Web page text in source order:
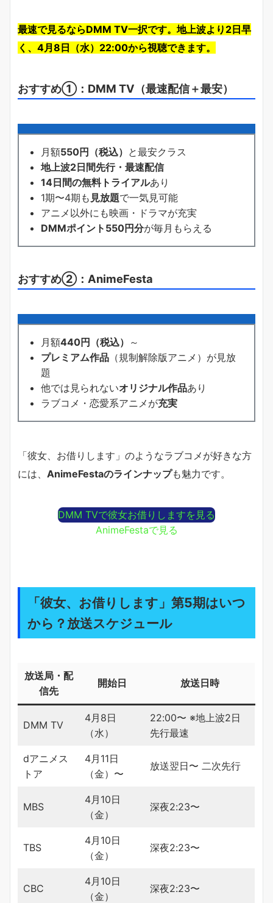
最速で見るならDMM TV一択です。地上波より2日早
く、4月8日（水）22:00から視聴できます。
おすすめ①：DMM TV（最速配信＋最安）
月額550円（税込） と最安クラス
地上波2日間先行・最速配信
14日間の無料トライアルあり
1期〜4期も 見放題で一気見可能
アニメ以外にも映画・ドラマが充実
DMMポイント550円分が毎月もらえる
おすすめ②：AnimeFesta
月額440円（税込） ～
プレミアム作品 （規制解除版アニメ）が見放
題
他では見られないオリジナル作品あり
ラブコメ・恋愛系アニメが充実
「彼女、お借りします」のようなラブコメが好きな方
には、 AnimeFestaのラインナップも魅力です。
DMM TVで彼女お借りしますを見る
AnimeFestaで見る
「彼女、お借りします」第5期はいつ
から？放送スケジュール
放送局・配
信先
開始日 放送日時
DMM TV
4月8日
（水）
22:00〜 ※地上波2日
先行最速
dアニメス
トア
4月11日
（金）〜
放送翌日〜 二次先行
MBS
4月10日
（金）
深夜2:23〜
TBS
4月10日
（金）
深夜2:23〜
CBC
4月10日
（金）
深夜2:23〜